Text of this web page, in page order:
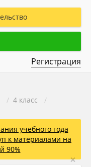
Регистрация
/ 4 класс
/
учебного года
к материалами на
90%
×